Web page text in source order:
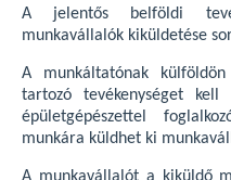
A jelentős belföldi
munkavállalók kiküldetése
A munkáltatónak külföldön
tartozó tevékenységet
épületgépészettel
munkára küldhet ki